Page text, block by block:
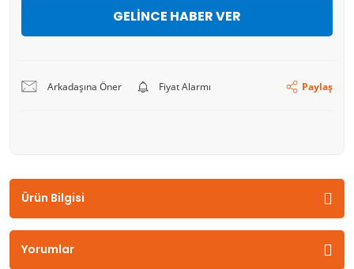
GELİNCE HABER VER
Arkadaşına Öner Fiyat Alarmı Paylaş
Ürün Bilgisi
Yorumlar